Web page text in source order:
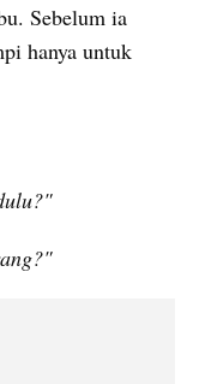
Sebelum ia
hanya untuk